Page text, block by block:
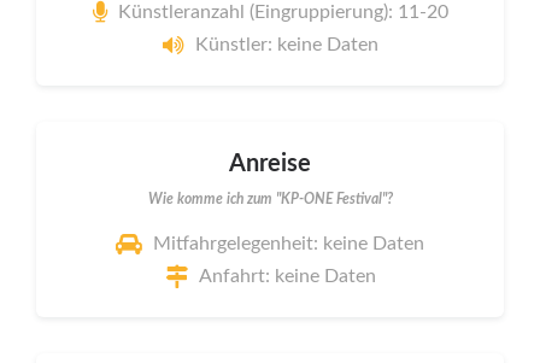
Künstleranzahl (Eingruppierung): 11-20
Künstler: keine Daten
Anreise
Wie komme ich zum "KP-ONE Festival"?
Mitfahrgelegenheit: keine Daten
Anfahrt: keine Daten